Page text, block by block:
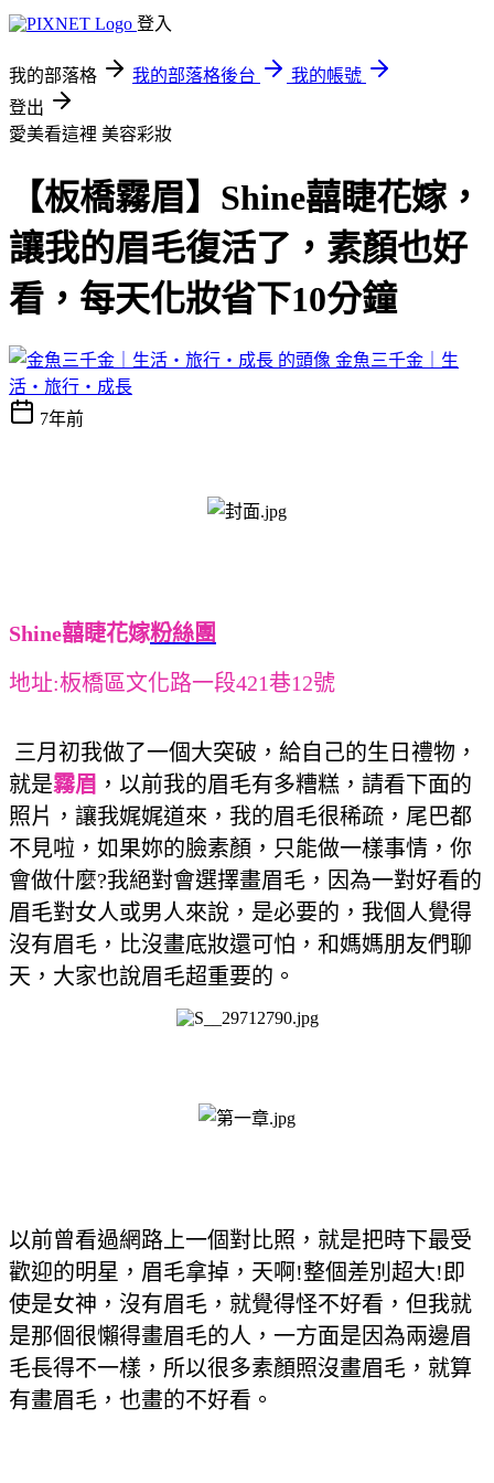
登入
我的部落格 我的部落格後台
我的帳號
登出
愛美看這裡 美容彩妝
【板橋霧眉】Shine囍睫花嫁，
讓我的眉毛復活了，素顏也好
看，每天化妝省下10分鐘
金魚三千金｜生
活・旅行・成長
7年前
Shine囍睫花嫁粉絲團
地址:板橋區文化路一段421巷12號
三月初我做了一個大突破，給自己的生日禮物，
就是霧眉 ，以前我的眉毛有多糟糕，請看下面的
照片，讓我娓娓道來，我的眉毛很稀疏，尾巴都
不見啦，如果妳的臉素顏，只能做一樣事情，你
會做什麼?我絕對會選擇畫眉毛，因為一對好看的
眉毛對女人或男人來說，是必要的，我個人覺得
沒有眉毛，比沒畫底妝還可怕， 和媽媽朋友們聊
天，大家也說眉毛超重要的。
以前曾看過網路上一個對比照，就是把時下最受
歡迎的明星，眉毛拿掉，天啊!整個差別超大!即
使是女神，沒有眉毛，就覺得怪不好看，但我就
是那個很懶得畫眉毛的人，一方面是因為兩邊眉
毛長得不一樣，所以很多素顏照沒畫眉毛，就算
有畫眉毛，也畫的不好看。